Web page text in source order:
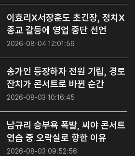
이효리X서장훈도 초긴장, 정치X
종교 갈등에 영업 중단 선언
2026-08-04 12:01:56
송가인 등장하자 전원 기립, 경로
잔치가 콘서트로 바뀐 순간
2026-08-03 10:16:45
남규리 승부욕 폭발, 씨야 콘서트
연습 중 오락실로 향한 이유
2026-08-03 09:52:56